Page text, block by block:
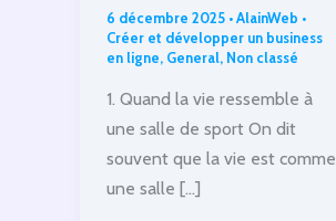
6 décembre 2025 •AlainWeb •
Créer et développer un business
en ligne, General, Non classé
1. Quand la vie ressemble à
une salle de sport On dit
souvent que la vie est comme
une salle […]